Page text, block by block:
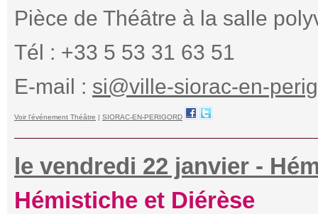
Pièce de Théâtre à la salle
Tél : +33 5 53 31 63 51
E-mail : si@ville-siorac-en-
Voir l'événement Théâtre | SIORAC-EN-PERIGORD
le vendredi 22 janvier -
Hémistiche et Diérèse